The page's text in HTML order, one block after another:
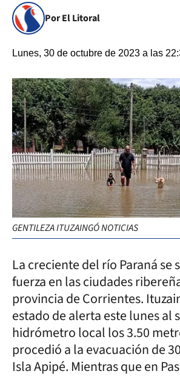
Por El Litoral
Lunes, 30 de octubre de 2023 a las
GENTILEZA ITUZAINGÓ NOTICIAS
La creciente del río Paraná se
fuerza en las ciudades
provincia de Corrientes.
estado de alerta este lunes al
hidrómetro local los 3.50
procedió a la evacuación de
Isla Apipé. Mientras que en